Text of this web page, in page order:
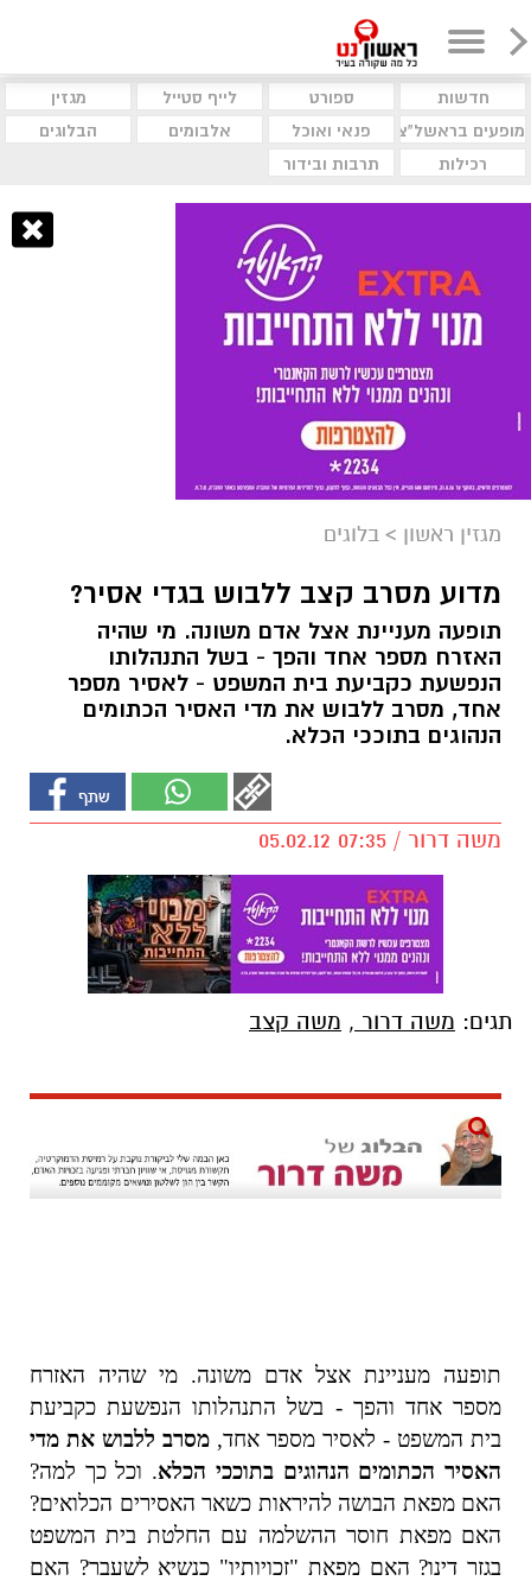
חדשות ספורט לייף סטייל
מגזין
מופעים בראשל"צ
פנאי ואוכל אלבומים
הבלוגים
רכילות
תרבות ובידור
מגזין ראשון > בלוגים
מדוע מסרב קצב ללבוש בגדי אסיר?
תופעה מעניינת אצל אדם משונה. מי שהיה
האזרח מספר אחד והפך - בשל התנהלותו
הנפשעת כקביעת בית המשפט - לאסיר מספר
אחד, מסרב ללבוש את מדי האסיר הכתומים
הנהוגים בתוככי הכלא.
משה דרור / 07:35 05.02.12
תגים: משה דרור , משה קצב
תופעה מעניינת אצל אדם משונה. מי שהיה האזרח
מספר אחד והפך - בשל התנהלותו הנפשעת כקביעת
בית המשפט - לאסיר מספר אחד, מסרב ללבוש את מדי
האסיר הכתומים הנהוגים בתוככי הכלא. וכל כך למה?
האם מפאת הבושה להיראות כשאר האסירים הכלואים?
האם מפאת חוסר ההשלמה עם החלטת בית המשפט
בגזר דינו? האם מפאת "זכויותיו" כנשיא לשעבר? האם